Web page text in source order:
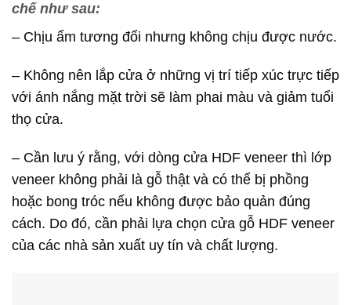
chế như sau:
– Chịu ẩm tương đối nhưng không chịu được nước.
– Không nên lắp cửa ở những vị trí tiếp xúc trực tiếp
với ánh nắng mặt trời sẽ làm phai màu và giảm tuổi
thọ cửa.
– Cần lưu ý rằng, với dòng cửa HDF veneer thì lớp
veneer không phải là gỗ thật và có thể bị phồng
hoặc bong tróc nếu không được bảo quản đúng
cách. Do đó, cần phải lựa chọn cửa gỗ HDF veneer
của các nhà sản xuất uy tín và chất lượng.